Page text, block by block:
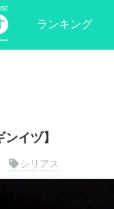
ランキング
イヅ】
シリアス